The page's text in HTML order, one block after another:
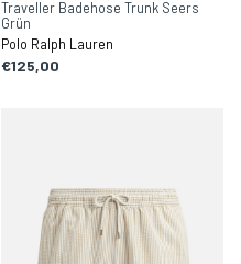
Traveller Badehose Trunk Seers
Grün
Polo Ralph Lauren
€125,00